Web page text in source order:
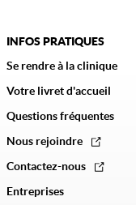
INFOS PRATIQUES
Se rendre à la clinique
Votre livret d'accueil
Questions fréquentes
Nous rejoindre
Contactez-nous
Entreprises